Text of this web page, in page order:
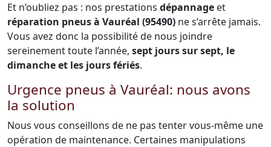
Et n’oubliez pas : nos prestations dépannage et
réparation pneus à Vauréal (95490) ne s’arrête jamais.
Vous avez donc la possibilité de nous joindre
sereinement toute l’année, sept jours sur sept, le
dimanche et les jours fériés.
Urgence pneus à Vauréal: nous avons
la solution
Nous vous conseillons de ne pas tenter vous-même une
opération de maintenance. Certaines manipulations